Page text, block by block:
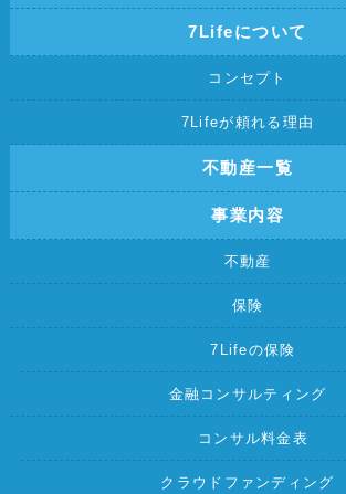
7Lifeについて
コンセプト
7Lifeが頼れる理由
不動産一覧
事業内容
不動産
保険
7Lifeの保険
金融コンサルティング
コンサル料金表
クラウドファンディング